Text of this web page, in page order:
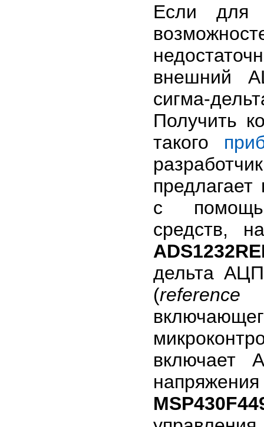
Если для
внешний
сигма-
Получить
такого
с
средств,
дельта
(reference
включает